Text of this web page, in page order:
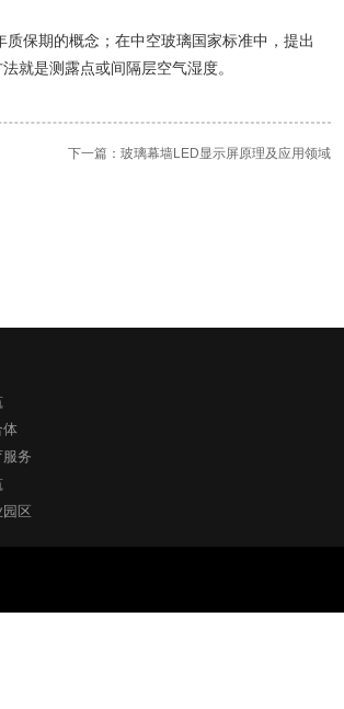
保期的概念；在中空玻璃国家标准中，提出
就是测露点或间隔层空气湿度。
下一篇： 玻璃幕墙LED显示屏原理及应用领域
体
务
区